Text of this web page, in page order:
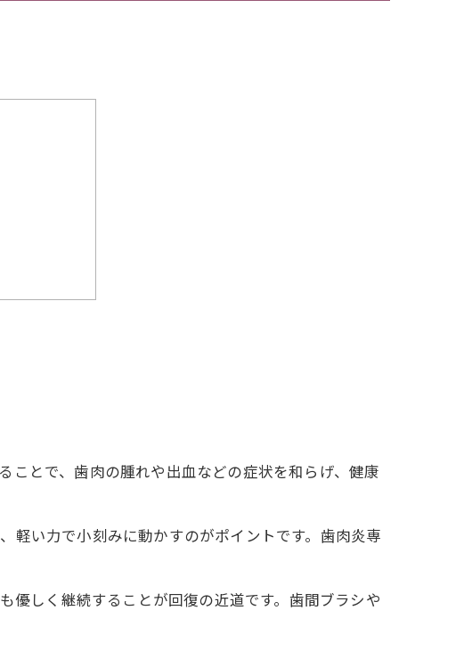
ト
ト
ント
策
ことで、歯肉の腫れや出血などの症状を和らげ、健康
軽い力で小刻みに動かすのがポイントです。歯肉炎専
優しく継続することが回復の近道です。歯間ブラシや